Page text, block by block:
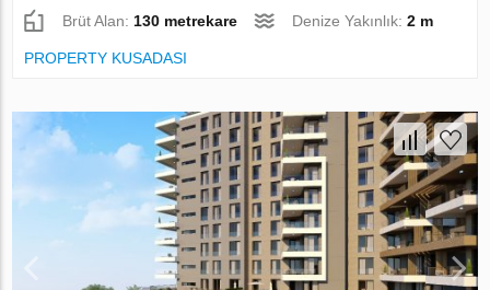
Brüt Alan: 130 metrekare Denize Yakınlık:2 m
PROPERTY KUSADASI